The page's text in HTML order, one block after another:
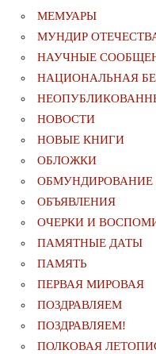
МЕМУАРЫ
МУНДИР
НАУЧНЫЕ
НАЦИОНАЛЬНАЯ
НОВОСТИ
НОВЫЕ КНИГИ
ОБЛОЖКИ
ОБМУНДИРОВАНИЕ
ОБЪЯВЛЕНИЯ
ОЧЕРКИ И
ПАМЯТНЫЕ ДАТЫ
ПАМЯТЬ
ПЕРВАЯ МИРОВАЯ
ПОЗДРАВЛЯЕМ
ПОЗДРАВЛЯЕМ!
ПОЛКОВАЯ